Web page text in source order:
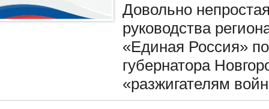
Довольно
руководства
«Единая Россия»
губернатора
«разжигателям